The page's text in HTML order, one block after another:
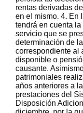
rentas derivadas
en el mismo. 4. En
tendrá en cuenta
servicio que se
determinación de
correspondiente al
disponible o
causante.
patrimoniales
años anteriores a
prestaciones del
Disposición